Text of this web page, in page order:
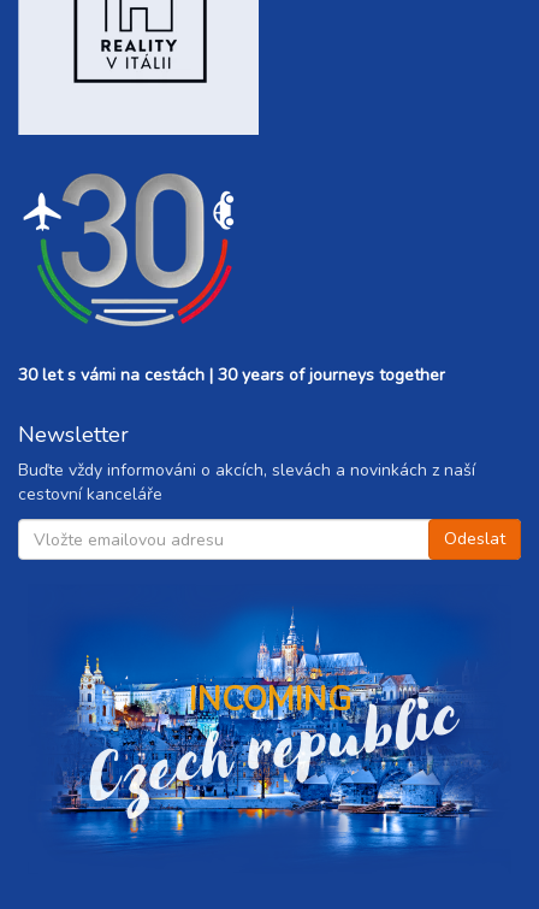
30 let s vámi na cestách | 30 years of journeys together
Newsletter
Buďte vždy informováni o akcích, slevách a novinkách z naší
cestovní kanceláře
INCOMING
Czech republic